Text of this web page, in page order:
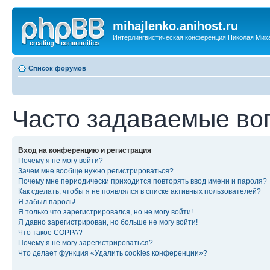
mihajlenko.anihost.ru
Интерлингвистическая конференция Николая
Список форумов
Часто задаваемые
Вход на конференцию и регистрация
Почему я не могу войти?
Зачем мне вообще нужно регистрироваться?
Почему мне периодически приходится повторять ввод имени и пароля?
Как сделать, чтобы я не появлялся в списке активных пользователей?
Я забыл пароль!
Я только что зарегистрировался, но не могу войти!
Я давно зарегистрирован, но больше не могу войти!
Что такое COPPA?
Почему я не могу зарегистрироваться?
Что делает функция «Удалить cookies конференции»?